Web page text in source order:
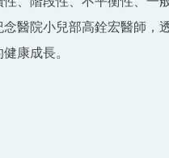
醫院小兒部高銓宏醫師
康成長。